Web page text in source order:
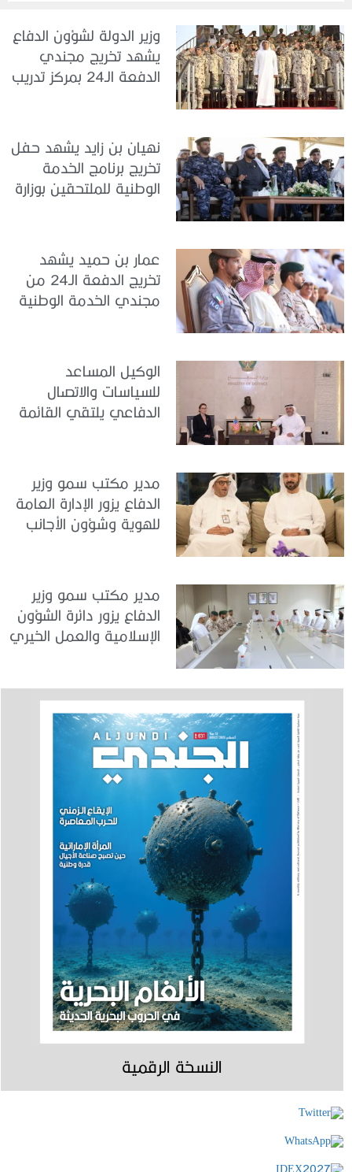
وزير الدولة لشؤون الدفاع
يشهد تخريج مجندي
الدفعة الـ24 بمركز تدريب
نهيان بن زايد يشهد حفل
تخريج برنامج الخدمة
الوطنية للملتحقين بوزارة
عمار بن حميد يشهد
تخريج الدفعة الـ24 من
مجندي الخدمة الوطنية
الوكيل المساعد
للسياسات والاتصال
الدفاعي يلتقي القائمة
مدير مكتب سمو وزير
الدفاع يزور الإدارة العامة
للهوية وشؤون الأجانب
مدير مكتب سمو وزير
الدفاع يزور دائرة الشؤون
الإسلامية والعمل الخيري
النسخة الرقمية